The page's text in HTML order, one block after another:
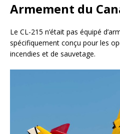
Armement du
Le CL-215 n’était pas équipé
spécifiquement conçu pour les
incendies et de sauvetage.